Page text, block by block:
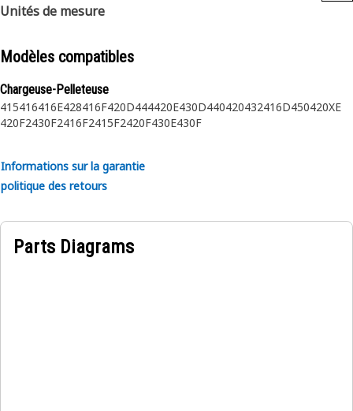
Unités de mesure
Modèles compatibles
Chargeuse-Pelleteuse
415416416E428416F420D444420E430D440420432416D450420XE
420F2430F2416F2415F2420F430E430F
Informations sur la garantie
politique des retours
Parts Diagrams